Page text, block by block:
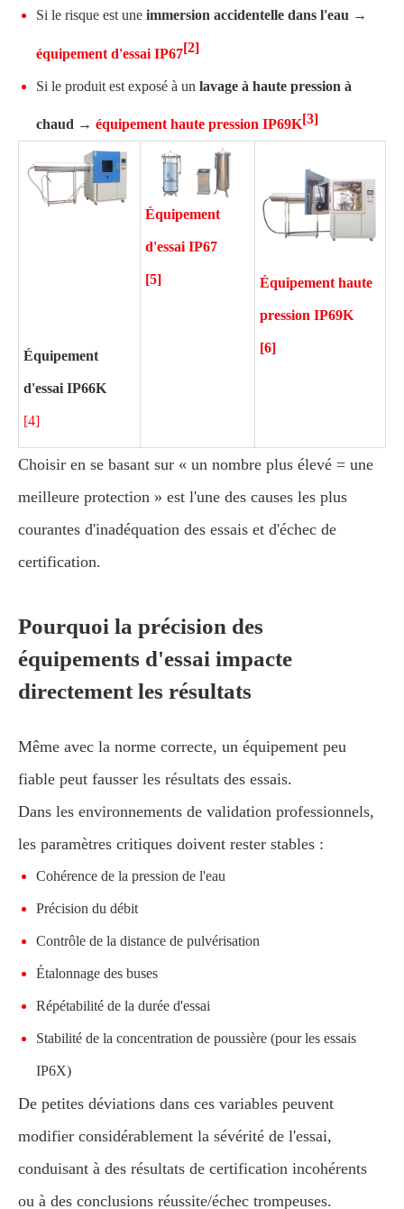
Si le risque est une immersion accidentelle dans l'eau →
équipement d'essai IP67[2]
Si le produit est exposé à un lavage à haute pression à
chaud → équipement haute pression IP69K[3]
Équipement
d'essai IP66K
[4]
Équipement
d'essai IP67
[5] Équipement haute
pression IP69K
[6]
Choisir en se basant sur « un nombre plus élevé = une
meilleure protection » est l'une des causes les plus
courantes d'inadéquation des essais et d'échec de
certification.
Pourquoi la précision des
équipements d'essai impacte
directement les résultats
Même avec la norme correcte, un équipement peu
fiable peut fausser les résultats des essais.
Dans les environnements de validation professionnels,
les paramètres critiques doivent rester stables :
Cohérence de la pression de l'eau
Précision du débit
Contrôle de la distance de pulvérisation
Étalonnage des buses
Répétabilité de la durée d'essai
Stabilité de la concentration de poussière (pour les essais
IP6X)
De petites déviations dans ces variables peuvent
modifier considérablement la sévérité de l'essai,
conduisant à des résultats de certification incohérents
ou à des conclusions réussite/échec trompeuses.